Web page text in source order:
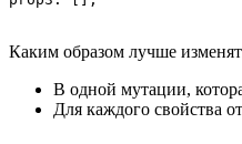
Каким образом лучше
В одной мутации,
Для каждого свойства